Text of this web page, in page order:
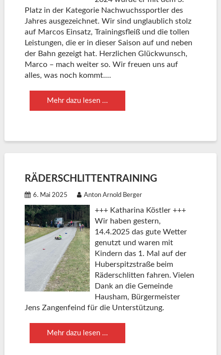
Platz in der Kategorie Nachwuchssportler des
Jahres ausgezeichnet. Wir sind unglaublich stolz
auf Marcos Einsatz, Trainingsfleiß und die tollen
Leistungen, die er in dieser Saison auf und neben
der Bahn gezeigt hat. Herzlichen Glückwunsch,
Marco – mach weiter so. Wir freuen uns auf
alles, was noch kommt.…
Mehr dazu lesen ...
RÄDERSCHLITTENTRAINING
6. Mai 2025 Anton Arnold Berger
+++ Katharina Köstler +++
Wir haben gestern,
14.4.2025 das gute Wetter
genutzt und waren mit
Kindern das 1. Mal auf der
Huberspitzstraße beim
Räderschlitten fahren. Vielen
Dank an die Gemeinde
Hausham, Bürgermeister
Jens Zangenfeind für die Unterstützung.
Mehr dazu lesen ...